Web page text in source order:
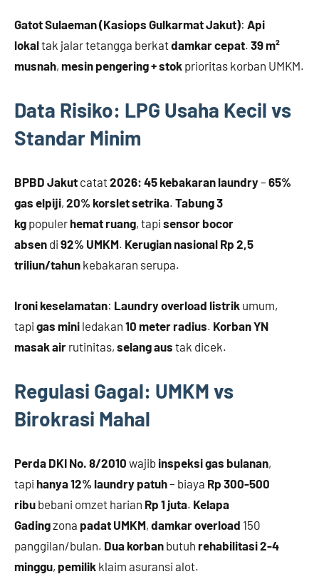
Gatot Sulaeman (Kasiops Gulkarmat Jakut): Api
lokaltak jalar tetangga berkatdamkar cepat. 39 m²
musnah, mesin pengering + stok prioritas korban UMKM.
Data Risiko: LPG Usaha Kecil vs
Standar Minim
BPBD Jakut catat2026: 45 kebakaran laundry– 65%
gas elpiji, 20% korslet setrika. Tabung 3
kg populerhemat ruang, tapi sensor bocor
absen di 92% UMKM. Kerugian nasional Rp 2,5
triliun/tahun kebakaran serupa.
Ironi keselamatan: Laundry overload listrik umum,
tapi gas mini ledakan 10 meter radius. Korban YN
masak air rutinitas, selang aus tak dicek.
Regulasi Gagal: UMKM vs
Birokrasi Mahal
Perda DKI No. 8/2010 wajib inspeksi gas bulanan,
tapi hanya 12% laundry patuh– biaya Rp 300-500
ribu bebani omzet harian Rp 1 juta. Kelapa
Gadingzona padat UMKM, damkar overload 150
panggilan/bulan. Dua korban butuh rehabilitasi 2-4
minggu, pemilik klaim asuransi alot.